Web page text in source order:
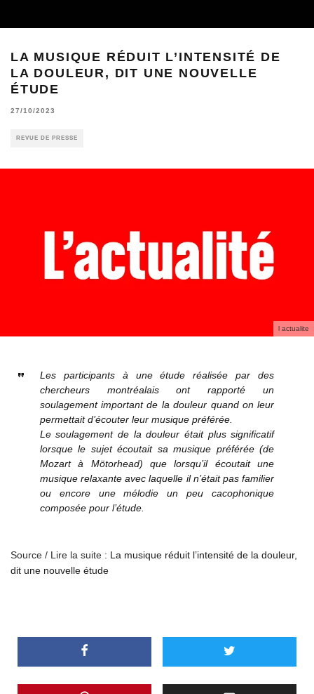
LA MUSIQUE RÉDUIT L’INTENSITÉ DE
LA DOULEUR, DIT UNE NOUVELLE
ÉTUDE
27/10/2023
REVUE DE PRESSE
l actualite
Les participants à une étude réalisée par des
chercheurs montréalais ont rapporté un
soulagement important de la douleur quand on leur
permettait d’écouter leur musique préférée.
Le soulagement de la douleur était plus significatif
lorsque le sujet écoutait sa musique préférée (de
Mozart à Mötorhead) que lorsqu’il écoutait une
musique relaxante avec laquelle il n’était pas familier
ou encore une mélodie un peu cacophonique
composée pour l’étude.
Source / Lire la suite : La musique réduit l’intensité de la douleur,
dit une nouvelle étude